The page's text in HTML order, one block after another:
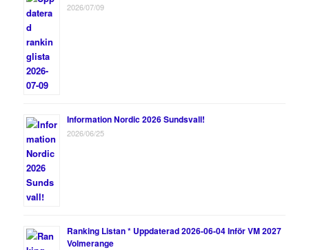
2026/07/09
Information Nordic 2026 Sundsvall!
2026/06/25
Ranking Listan * Uppdaterad 2026-06-04 Inför VM 2027
Volmerange